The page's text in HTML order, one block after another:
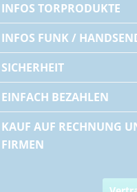
INFOS TORPRODUKTE
INFOS FUNK /
SICHERHEIT
EINFACH BEZAHLEN
KAUF AUF RECHNUNG
FIRMEN